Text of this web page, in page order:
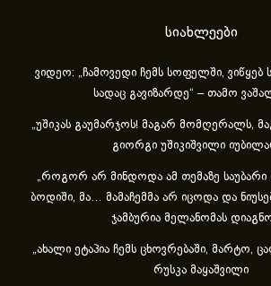
სიახლეები
ვიდეო: „ჩამოვედი ჩემს სოფელში, ვიწყებ
სადაც გავიზარდე“ – თამო
„უშიკას გაუმარჯოს! მაგარ მომღერალს,
გიორგი უშიკიშვილი
„როგორ არ მინდოდა ამ თემაზე საუბარი
ბოდიში, მა… მამაჩემმა არ იცოდა და
ჯამბურია მელანომას
„ახა­ლი ეტა­პია ჩემს ცხოვ­რე­ბა­ში, მარ­ტო,
რუსკა მაყაშვილი